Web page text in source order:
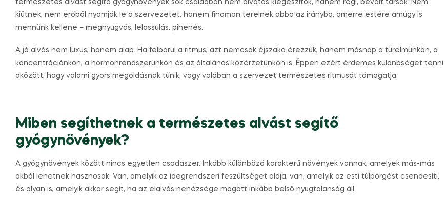
természetes alvást segítő gyógynövények sok családban nem divatos kiegészítők, hanem régi, bevált társak. Nem
kiütnek, nem erőből nyomják le a szervezetet, hanem finoman terelnek abba az irányba, amerre estére amúgy is
mennünk kellene – megnyugvás, lelassulás, pihenés.
A jó alvás nem luxus, hanem alap. Ha felborul a ritmus, azt nemcsak éjszaka érezzük, hanem másnap a türelmünkön, a
koncentrációnkon, a hormonrendszerünkön és az általános közérzetünkön is. Éppen ezért érdemes különbséget tenni
aközött, hogy valami gyors megoldásnak tűnik, vagy valóban a szervezet természetes ritmusát támogatja.
Miben segíthetnek a természetes alvást segítő
gyógynövények?
A gyógynövények között nincs egyetlen csodaszer. Inkább különböző karakterű növények vannak, amelyek más-más
okból lehetnek hasznosak. Van, amelyik az idegrendszeri feszültséget oldja, van, amelyik az esti túlpörgést csendesíti,
és olyan is, amelyik akkor segít, ha az elalvás nehézsége mögött inkább belső nyugtalanság áll.